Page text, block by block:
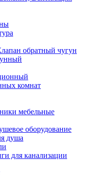
обратный чугун
комнат
мебельные
оборудование
душа
для канализации